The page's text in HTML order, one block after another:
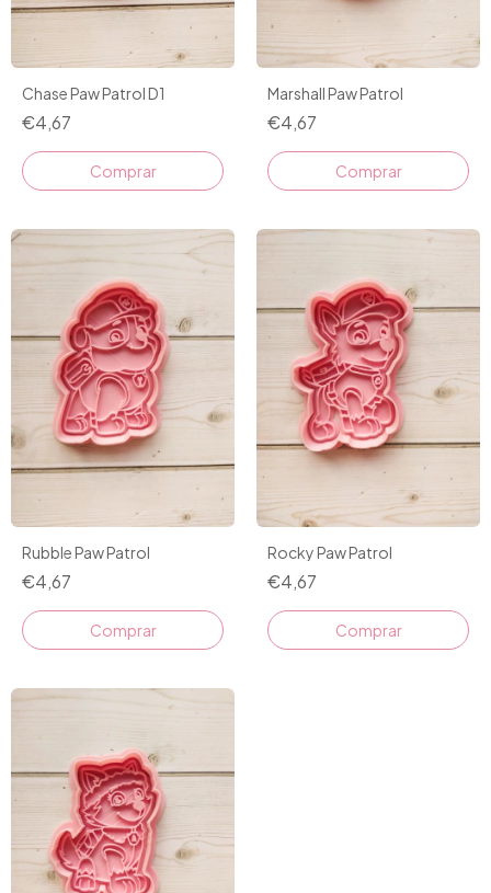
Chase Paw Patrol D1
€4,67
Comprar
Marshall Paw Patrol
€4,67
Comprar
Rubble Paw Patrol
€4,67
Comprar
Rocky Paw Patrol
€4,67
Comprar